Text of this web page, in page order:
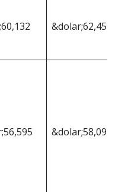
&dolar;62,450
&dolar;58,099